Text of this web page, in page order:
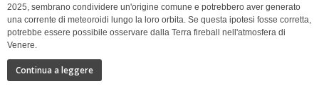
2025, sembrano condividere un'origine comune e potrebbero aver generato
una corrente di meteoroidi lungo la loro orbita. Se questa ipotesi fosse corretta,
potrebbe essere possibile osservare dalla Terra fireball nell'atmosfera di
Venere.
Continua a leggere